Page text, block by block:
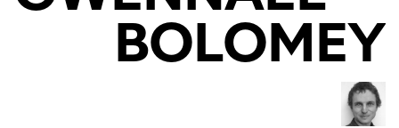
BOLOMEY